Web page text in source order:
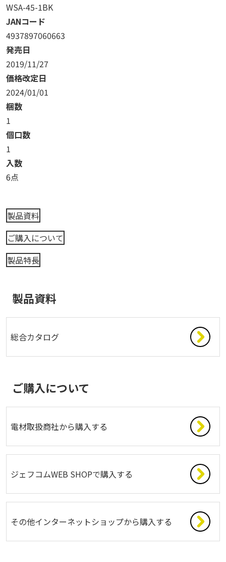
WSA-45-1BK
JANコード
4937897060663
発売日
2019/11/27
価格改定日
2024/01/01
梱数
1
個口数
1
入数
6点
製品資料
ご購入について
製品特長
製品資料
総合カタログ
ご購入について
電材取扱商社から購入する
ジェフコムWEB SHOPで購入する
その他インターネットショップから購入する